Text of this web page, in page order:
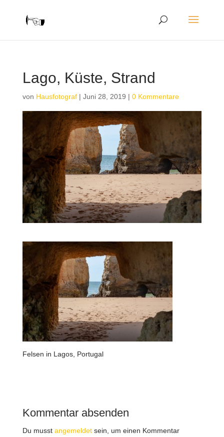
Lago, Küste, Strand
von Hausfotograf| Juni 28, 2019 | 0 Kommentare
Felsen in Lagos, Portugal
Kommentar absenden
Du musst angemeldetsein, um einen Kommentar